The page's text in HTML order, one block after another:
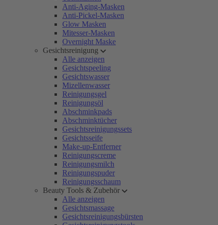
Anti-Aging-Masken
Anti-Pickel-Masken
Glow Masken
Mitesser-Masken
Overnight Maske
Gesichtsreinigung
Alle anzeigen
Gesichtspeeling
Gesichtswasser
Mizellenwasser
Reinigungsgel
Reinigungsöl
Abschminkpads
Abschminktücher
Gesichtsreinigungssets
Gesichtsseife
Make-up-Entferner
Reinigungscreme
Reinigungsmilch
Reinigungspuder
Reinigungsschaum
Beauty Tools & Zubehör
Alle anzeigen
Gesichtsmassage
Gesichtsreinigungsbürsten